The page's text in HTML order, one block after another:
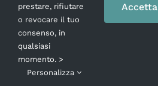
prestare, rifiutare
o revocare il tuo
consenso, in
qualsiasi
momento. >
Personalizza
Accetta